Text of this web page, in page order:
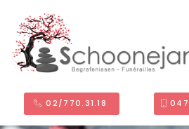
02/770.31.18 ​